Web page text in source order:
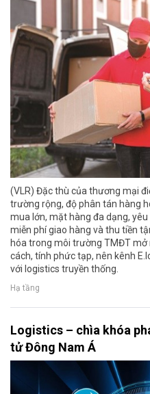
(VLR) Đặc thù của thương mại
trường rộng, độ phân tán hàng
mua lớn, mặt hàng đa dạng,
miễn phí giao hàng và thu tiền
hóa trong môi trường TMĐT mở
cách, tính phức tạp, nên kênh
với logistics truyền thống.
Hạ tầng
Logistics – chìa khóa
tử Đông Nam Á